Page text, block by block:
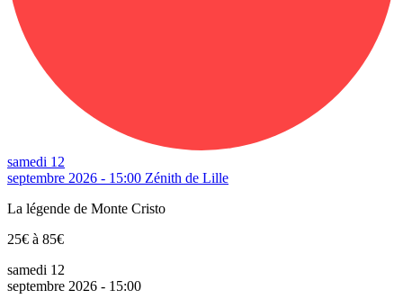
samedi 12
septembre 2026 - 15:00 Zénith de Lille
La légende de Monte Cristo
25€ à 85€
samedi 12
septembre 2026 - 15:00